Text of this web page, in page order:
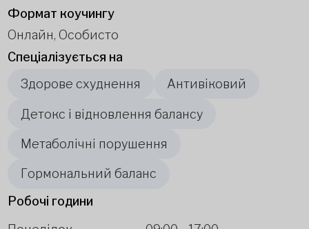
Формат коучингу
Онлайн, Особисто
Спеціалізується на
Здорове схуднення
Антивіковий
Детокс і відновлення балансу
Метаболічні порушення
Гормональний баланс
Робочі години